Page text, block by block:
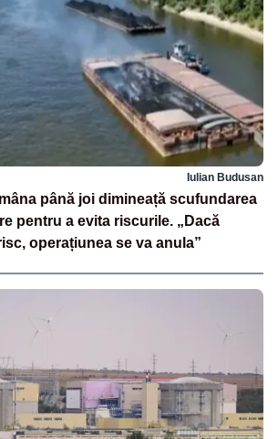
Iulian Budusan
până joi dimineață scufundarea
pentru a evita riscurile. „Dacă
operațiunea se va anula”